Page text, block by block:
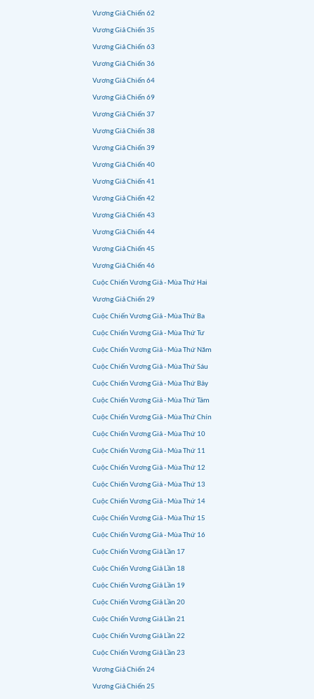
Vương Giả Chiến 62
Vương Giả Chiến 35
Vương Giả Chiến 63
Vương Giả Chiến 36
Vương Giả Chiến 64
Vương Giả Chiến 69
Vương Giả Chiến 37
Vương Giả Chiến 38
Vương Giả Chiến 39
Vương Giả Chiến 40
Vương Giả Chiến 41
Vương Giả Chiến 42
Vương Giả Chiến 43
Vương Giả Chiến 44
Vương Giả Chiến 45
Vương Giả Chiến 46
Cuộc Chiến Vương Giả - Mùa Thứ Hai
Vương Giả Chiến 29
Cuộc Chiến Vương Giả - Mùa Thứ Ba
Cuộc Chiến Vương Giả - Mùa Thứ Tư
Cuộc Chiến Vương Giả - Mùa Thứ Năm
Cuộc Chiến Vương Giả - Mùa Thứ Sáu
Cuộc Chiến Vương Giả - Mùa Thứ Bảy
Cuộc Chiến Vương Giả - Mùa Thứ Tám
Cuộc Chiến Vương Giả - Mùa Thứ Chín
Cuộc Chiến Vương Giả - Mùa Thứ 10
Cuộc Chiến Vương Giả - Mùa Thứ 11
Cuộc Chiến Vương Giả - Mùa Thứ 12
Cuộc Chiến Vương Giả - Mùa Thứ 13
Cuộc Chiến Vương Giả - Mùa Thứ 14
Cuộc Chiến Vương Giả - Mùa Thứ 15
Cuộc Chiến Vương Giả - Mùa Thứ 16
Cuộc Chiến Vương Giả Lần 17
Cuộc Chiến Vương Giả Lần 18
Cuộc Chiến Vương Giả Lần 19
Cuộc Chiến Vương Giả Lần 20
Cuộc Chiến Vương Giả Lần 21
Cuộc Chiến Vương Giả Lần 22
Cuộc Chiến Vương Giả Lần 23
Vương Giả Chiến 24
Vương Giả Chiến 25